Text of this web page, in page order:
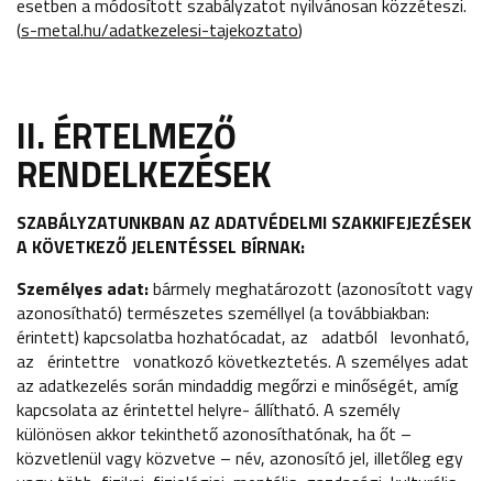
esetben a módosított szabályzatot nyilvánosan közzéteszi.
(s-metal.hu/adatkezelesi-tajekoztato)
II. ÉRTELMEZŐ
RENDELKEZÉSEK
SZABÁLYZATUNKBAN AZ ADATVÉDELMI SZAKKIFEJEZÉSEK
A KÖVETKEZŐ JELENTÉSSEL BÍRNAK:
Személyes adat:bármely meghatározott (azonosított vagy
azonosítható) természetes személlyel (a továbbiakban:
érintett) kapcsolatba hozhatócadat, az adatból levonható,
az érintettre vonatkozó következtetés. A személyes adat
az adatkezelés során mindaddig megőrzi e minőségét, amíg
kapcsolata az érintettel helyre- állítható. A személy
különösen akkor tekinthető azonosíthatónak, ha őt –
közvetlenül vagy közvetve – név, azonosító jel, illetőleg egy